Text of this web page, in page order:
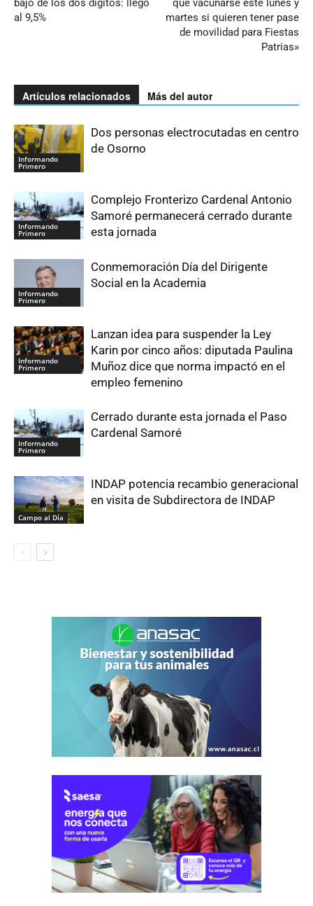
bajó de los dos dígitos: llegó
al 9,5%
que vacunarse este lunes y
martes si quieren tener pase
de movilidad para Fiestas
Patrias»
Artículos relacionados Más del autor
Informando
Primero
Dos personas electrocutadas en centro
de Osorno
Informando
Primero
Complejo Fronterizo Cardenal Antonio
Samoré permanecerá cerrado durante
esta jornada
Informando
Primero
Conmemoración Día del Dirigente
Social en la Academia
Informando
Primero
Lanzan idea para suspender la Ley
Karin por cinco años: diputada Paulina
Muñoz dice que norma impactó en el
empleo femenino
Informando
Primero
Cerrado durante esta jornada el Paso
Cardenal Samoré
Campo al Día
INDAP potencia recambio generacional
en visita de Subdirectora de INDAP